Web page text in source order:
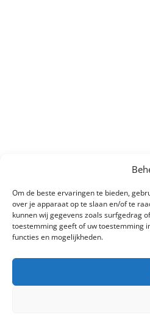
Om de beste ervaringen te bieden,
over je apparaat op te slaan en/of te
kunnen wij gegevens zoals surfgedrag
toestemming geeft of uw toestemming
functies en mogelijkheden.